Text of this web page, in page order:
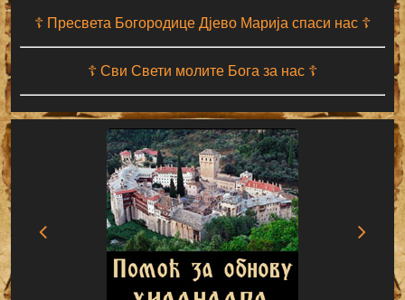
☦ Пресвета Богородице Дјево Марија спаси нас ☦
☦ Сви Свети молите Бога за нас ☦